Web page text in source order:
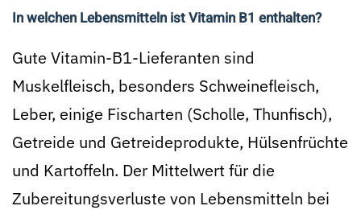
In welchen Lebensmitteln ist Vitamin B1 enthalten?
Gute Vitamin-B1-Lieferanten sind
Muskelfleisch, besonders Schweinefleisch,
Leber, einige Fischarten (Scholle, Thunfisch),
Getreide und Getreideprodukte, Hülsenfrüchte
und Kartoffeln. Der Mittelwert für die
Zubereitungsverluste von Lebensmitteln bei